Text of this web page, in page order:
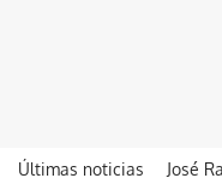
Últimas noticias José